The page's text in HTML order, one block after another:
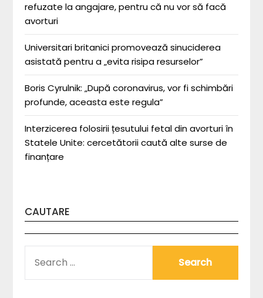
refuzate la angajare, pentru că nu vor să facă
avorturi
Universitari britanici promovează sinuciderea
asistată pentru a „evita risipa resurselor”
Boris Cyrulnik: „După coronavirus, vor fi schimbări
profunde, aceasta este regula”
Interzicerea folosirii țesutului fetal din avorturi în
Statele Unite: cercetătorii caută alte surse de
finanțare
CAUTARE
FOR: